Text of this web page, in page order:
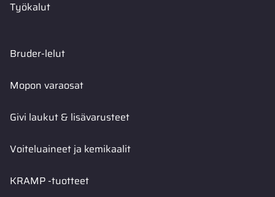
Työkalut
Bruder-lelut
Mopon varaosat
Givi laukut & lisävarusteet
Voiteluaineet ja kemikaalit
KRAMP -tuotteet